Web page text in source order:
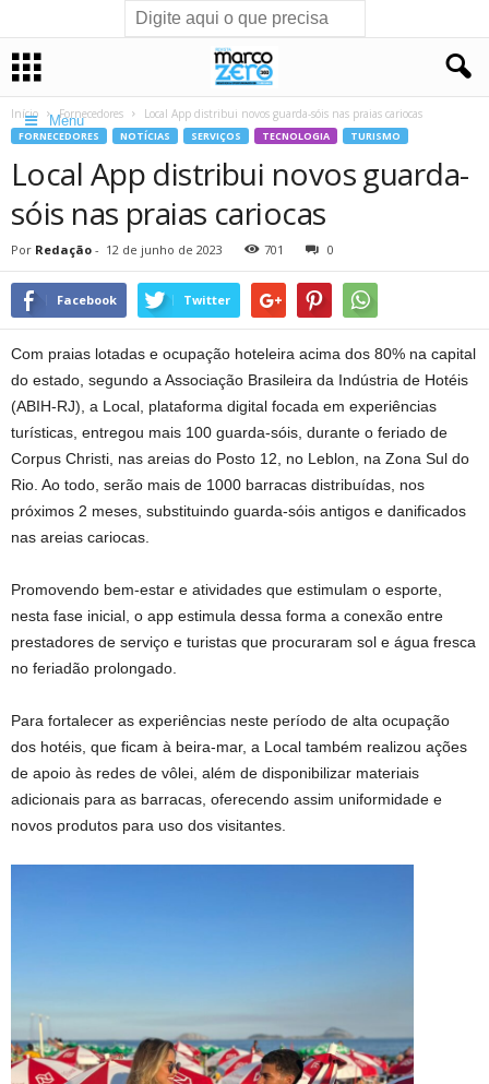
Menu
Início Fornecedores Local App distribui novos guarda-sóis nas praias cariocas
FORNECEDORES NOTÍCIAS SERVIÇOS TECNOLOGIA TURISMO
Local App distribui novos guarda-
sóis nas praias cariocas
Por Redação - 12 de junho de 2023 701 0
Facebook Twitter
Com praias lotadas e ocupação hoteleira acima dos 80% na capital
do estado, segundo a Associação Brasileira da Indústria de Hotéis
(ABIH-RJ), a Local, plataforma digital focada em experiências
turísticas, entregou mais 100 guarda-sóis, durante o feriado de
Corpus Christi, nas areias do Posto 12, no Leblon, na Zona Sul do
Rio. Ao todo, serão mais de 1000 barracas distribuídas, nos
próximos 2 meses, substituindo guarda-sóis antigos e danificados
nas areias cariocas.
Promovendo bem-estar e atividades que estimulam o esporte,
nesta fase inicial, o app estimula dessa forma a conexão entre
prestadores de serviço e turistas que procuraram sol e água fresca
no feriadão prolongado.
Para fortalecer as experiências neste período de alta ocupação
dos hotéis, que ficam à beira-mar, a Local também realizou ações
de apoio às redes de vôlei, além de disponibilizar materiais
adicionais para as barracas, oferecendo assim uniformidade e
novos produtos para uso dos visitantes.